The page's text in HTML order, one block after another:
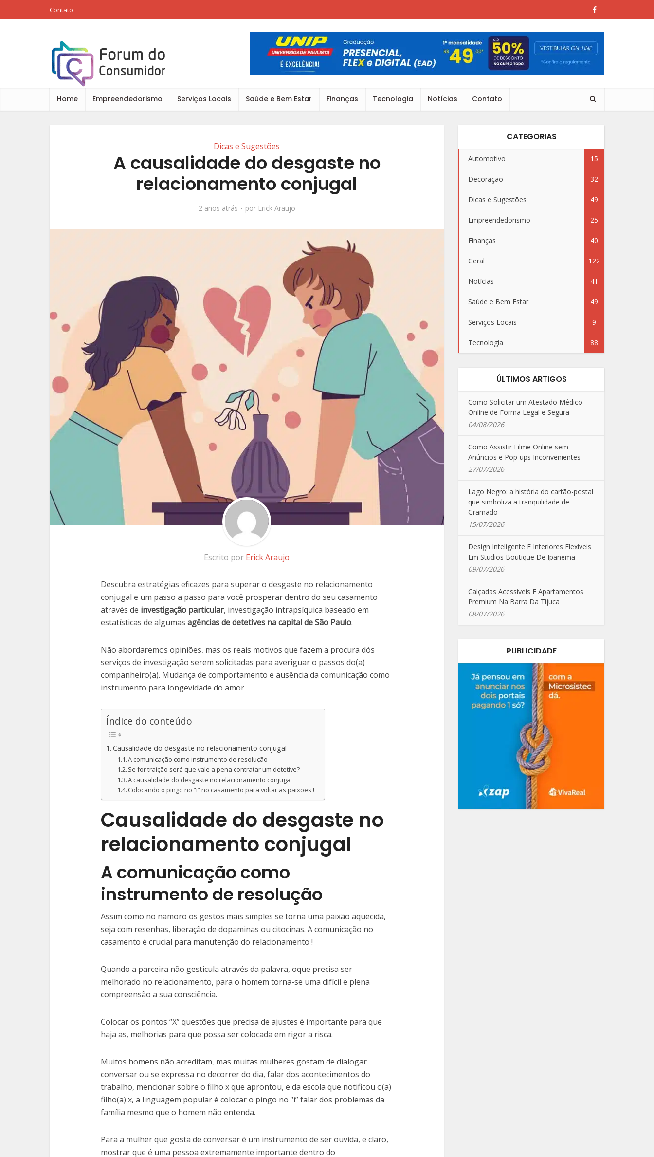
Contato
Home Empreendedorismo Serviços Locais Saúde e Bem Estar Finanças Tecnologia Notícias Contato
Dicas e Sugestões
A causalidade do desgaste no
relacionamento conjugal
2 anos atrás por Erick Araujo
Escrito por Erick Araujo
Descubra estratégias eficazes para superar o desgaste no relacionamento
conjugal e um passo a passo para você prosperar dentro do seu casamento
através de investigação particular, investigação intrapsíquica baseado em
estatísticas de algumas agências de detetives na capital de São Paulo.
Não abordaremos opiniões, mas os reais motivos que fazem a procura dós
serviços de investigação serem solicitadas para averiguar o passos do(a)
companheiro(a). Mudança de comportamento e ausência da comunicação como
instrumento para longevidade do amor.
Índice do conteúdo
Causalidade do desgaste no relacionamento conjugal
A comunicação como instrumento de resolução
Se for traição será que vale a pena contratar um detetive?
A causalidade do desgaste no relacionamento conjugal
Colocando o pingo no “i” no casamento para voltar as paixões !
Causalidade do desgaste no
relacionamento conjugal
A comunicação como
instrumento de resolução
Assim como no namoro os gestos mais simples se torna uma paixão aquecida,
seja com resenhas, liberação de dopaminas ou citocinas. A comunicação no
casamento é crucial para manutenção do relacionamento !
Quando a parceira não gesticula através da palavra, oque precisa ser
melhorado no relacionamento, para o homem torna-se uma difícil e plena
compreensão a sua consciência.
Colocar os pontos “X” questões que precisa de ajustes é importante para que
haja as, melhorias para que possa ser colocada em rigor a risca.
Muitos homens não acreditam, mas muitas mulheres gostam de dialogar
conversar ou se expressa no decorrer do dia, falar dos acontecimentos do
trabalho, mencionar sobre o filho x que aprontou, e da escola que notificou o(a)
filho(a) x, a linguagem popular é colocar o pingo no “i” falar dos problemas da
família mesmo que o homem não entenda.
Para a mulher que gosta de conversar é um instrumento de ser ouvida, e claro,
mostrar que é uma pessoa extremamente importante dentro do
CATEGORIAS
Automotivo 15
Decoração 32
Dicas e Sugestões 49
Empreendedorismo 25
Finanças 40
Geral 122
Notícias 41
Saúde e Bem Estar 49
Serviços Locais 9
Tecnologia 88
ÚLTIMOS ARTIGOS
Como Solicitar um Atestado Médico
Online de Forma Legal e Segura
04/08/2026
Como Assistir Filme Online sem
Anúncios e Pop-ups Inconvenientes
27/07/2026
Lago Negro: a história do cartão-postal
que simboliza a tranquilidade de
Gramado
15/07/2026
Design Inteligente E Interiores Flexíveis
Em Studios Boutique De Ipanema
09/07/2026
Calçadas Acessíveis E Apartamentos
Premium Na Barra Da Tijuca
08/07/2026
PUBLICIDADE